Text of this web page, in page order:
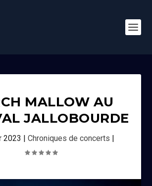
MALLOW AU
JALLOBOURDE
2023 | Chroniques de concerts |